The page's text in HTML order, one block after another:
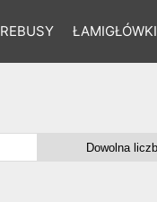
REBUSY ŁAMIGŁÓWKI